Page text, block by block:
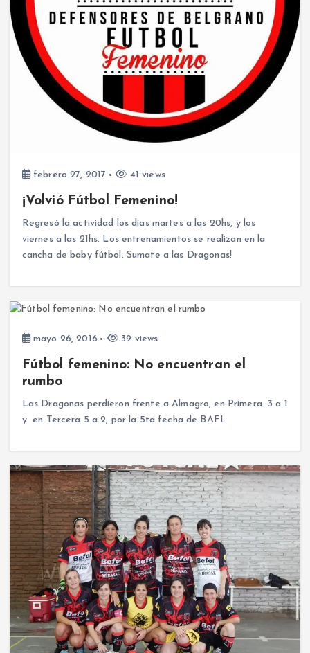
febrero 27, 2017 41 views
¡Volvió Fútbol Femenino!
Regresó la actividad los días martes a las 20hs, y los
viernes a las 21hs. Los entrenamientos se realizan en la
cancha de baby fútbol. Sumate a las Dragonas!
mayo 26, 2016 39 views
Fútbol femenino: No encuentran el
rumbo
Las Dragonas perdieron frente a Almagro, en Primera 3 a 1
y en Tercera 5 a 2, por la 5ta fecha de BAFI.